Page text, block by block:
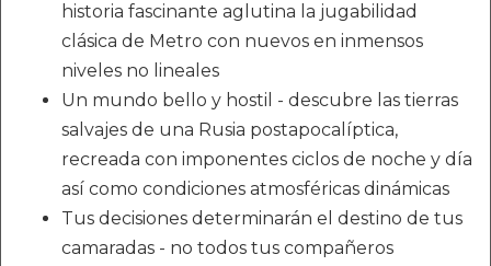
historia fascinante aglutina la jugabilidad
clásica de Metro con nuevos en inmensos
niveles no lineales
Un mundo bello y hostil - descubre las tierras
salvajes de una Rusia postapocalíptica,
recreada con imponentes ciclos de noche y día
así como condiciones atmosféricas dinámicas
Tus decisiones determinarán el destino de tus
camaradas - no todos tus compañeros